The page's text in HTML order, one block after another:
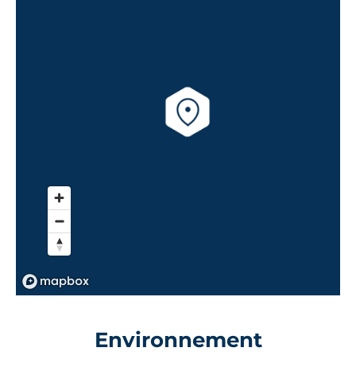
blottissent les logements et leurs
loggias. Un sentiment de quiétude
et de pérennité se dégage de la
Environnement